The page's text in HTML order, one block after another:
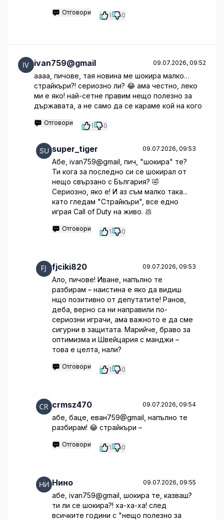
Отговори 1 0
ivan759@gmail 09.07.2026, 09:52
аааа, пичове, тая новина ме шокира малко…
страйкъри?! сериозно ли? 😂 ама честно, леко
ми е яко! най-сетне правим нещо полезно за
държавата, а не само да се караме кой на кого
Отговори 1 0
super_tiger 09.07.2026, 09:53
Абе, ivan759@gmail, пич, "шокира" те?
Ти кога за последно си се шокирал от
нещо свързано с България? 🤣
Сериозно, яко е! И аз съм малко така...
като гледам "Страйкъри", все едно
играя Call of Duty на живо. 💩
Отговори 1 0
fjciki820 09.07.2026, 09:53
Ало, пичове! Иване, напълно те
разбирам – наистина е яко да видиш
нщо позитивно от депутатите! Ранов,
деба, верно са ни направили по-
сериозни играчи, ама важното е да сме
сигурни в защитата. Марийче, браво за
оптимизма и Швейцария с манджи –
това е целта, нали?
Отговори 1 0
crmsz470 09.07.2026, 09:54
абе, баце, еван759@gmail, напълно те
разбирам! 😂 страйкъри –
Отговори 1 0
Нино 09.07.2026, 09:55
абе, ivan759@gmail, шокира те, казваш?
ти ли се шокира?! ха-ха-ха! след
всичките години с "нещо полезно за